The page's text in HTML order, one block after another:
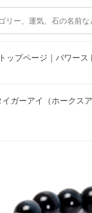
ップページ｜パワー
ガーアイ（ホークスア